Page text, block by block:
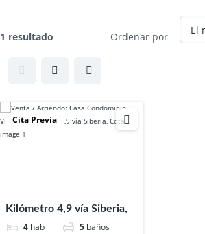
1 resultado Ordenar por
Cita Previa
Kilómetro 4,9 vía Siberia,
Condominio Vizcaya, Cota
4 hab 5 baños